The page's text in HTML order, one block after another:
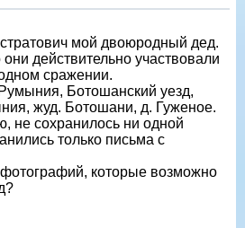
мой двоюродный дед.
действительно участвовали
сражении.
Ботошанский уезд,
жуд. Ботошани, д. Гуженое.
не сохранилось ни одной
только письма с
которые возможно